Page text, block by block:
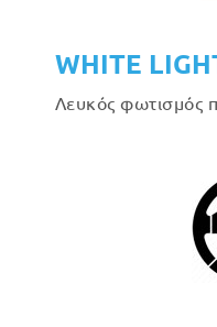
WHITE
Λευκός φωτισμός